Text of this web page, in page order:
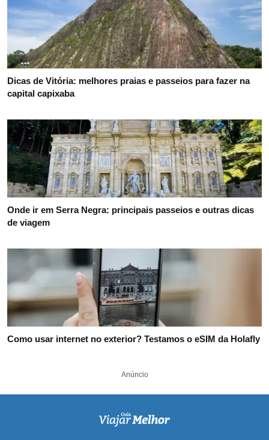
Dicas de Vitória: melhores praias e passeios para fazer na
capital capixaba
Onde ir em Serra Negra: principais passeios e outras dicas
de viagem
Como usar internet no exterior? Testamos o eSIM da Holafly
Anúncio